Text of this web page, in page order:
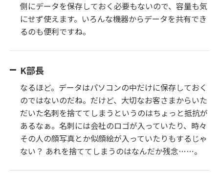
側にデータを保存しておく必要もないので、容量も気
にせず使えます。いろんな機器からデータを共有でき
るのも便利ですね。
K部長
なるほど。データはパソコンの中だけに保存しておく
のではないのだね。だけど、大切なお客さまからいた
だいた名刺を捨ててしまうというのはちょっと抵抗が
あるなぁ。名刺には会社のロゴが入っていたり、時々
その人の顔写真とか似顔絵が入っていたりもするじゃ
ない？ あれを捨ててしまうのはなんだか残念……。